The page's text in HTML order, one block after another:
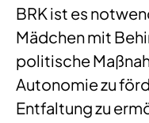
BRK ist es
Mädchen mit
politische
Autonomie zu
Entfaltung zu